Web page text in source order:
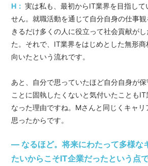
H：実は私も、最初からIT業界を目指して
せん。就職活動を通じて自分自身の仕事
きるだけ多くの人に役立って社会貢献が
た。それで、IT業界をはじめとした無形
向いたという流れです。
あと、自分で思っていたほど自分自身が
ことに固執したくないと気付いたことも
なった理由ですね。Mさんと同じくキャリ
思ったからです。
― なるほど。将来にわたって多様な
たいからこそIT企業だったという点